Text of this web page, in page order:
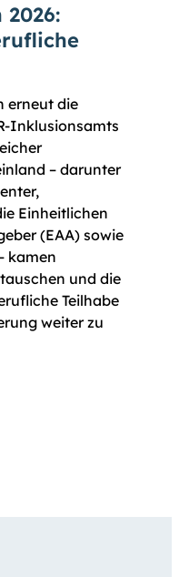
erneut die
Inklusionsamts
– darunter
Einheitlichen
(EAA) sowie
kamen
und die
Teilhabe
weiter zu